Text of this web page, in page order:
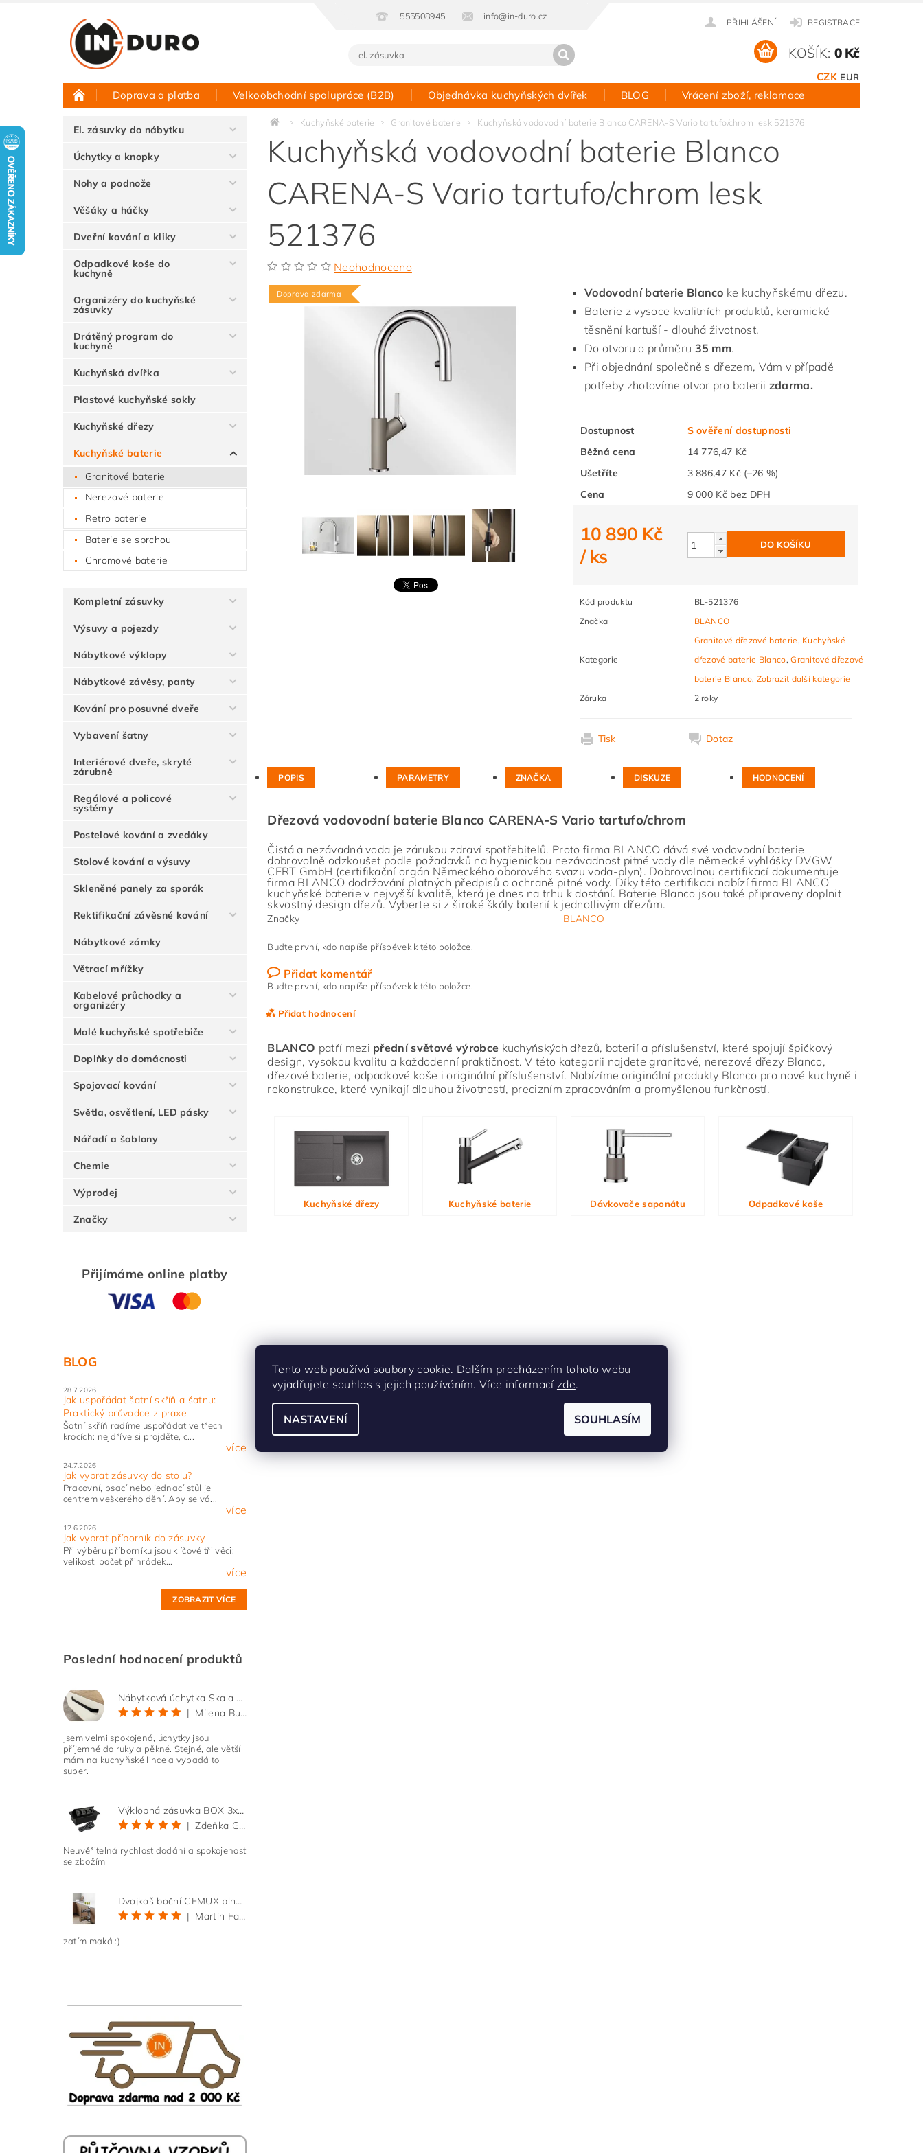
555508945 info@in-duro.cz
PŘIHLÁŠENÍ REGISTRACE
CZK EUR
KOŠÍK: 0 Kč
Doprava a platba Velkoobchodní spolupráce (B2B) Objednávka kuchyňských dvířek BLOG Vrácení zboží, reklamace
Půjčovna vzorků Hodnocení obchodu Kontakt
El. zásuvky do nábytku
Úchytky a knopky
Nohy a podnože
Věšáky a háčky
Dveřní kování a kliky
Odpadkové koše do
kuchyně
Organizéry do kuchyňské
zásuvky
Drátěný program do
kuchyně
Kuchyňská dvířka
Plastové kuchyňské sokly
Kuchyňské dřezy
Kuchyňské baterie
Granitové baterie
Nerezové baterie
Retro baterie
Baterie se sprchou
Chromové baterie
Kompletní zásuvky
Výsuvy a pojezdy
Nábytkové výklopy
Nábytkové závěsy, panty
Kování pro posuvné dveře
Vybavení šatny
Interiérové dveře, skryté
zárubně
Regálové a policové
systémy
Postelové kování a zvedáky
Stolové kování a výsuvy
Skleněné panely za sporák
Rektifikační závěsné kování
Nábytkové zámky
Větrací mřížky
Kabelové průchodky a
organizéry
Malé kuchyňské spotřebiče
Doplňky do domácnosti
Spojovací kování
Světla, osvětlení, LED pásky
Nářadí a šablony
Chemie
Výprodej
Značky
Přijímáme online platby
BLOG
28.7.2026
Jak uspořádat šatní skříň a šatnu:
Praktický průvodce z praxe
Šatní skříň radíme uspořádat ve třech
krocích: nejdříve si projděte, c...
více
24.7.2026
Jak vybrat zásuvky do stolu?
Pracovní, psací nebo jednací stůl je
centrem veškerého dění. Aby se vá...
více
12.6.2026
Jak vybrat příborník do zásuvky
Při výběru příborníku jsou klíčové tři věci:
velikost, počet přihrádek...
více
ZOBRAZIT VÍCE
Poslední hodnocení produktů
Nábytková úchytka Skala černá matná
|
Milena Bučková
Jsem velmi spokojená, úchytky jsou
příjemné do ruky a pěkné. Stejné, ale větší
mám na kuchyňské lince a vypadá to
super.
Výklopná zásuvka BOX 3x 230V s 3m kabelem - černá
|
Zdeňka Gold
Neuvěřitelná rychlost dodání a spokojenost
se zbožím
Dvojkoš boční CEMUX plné dno 3D, s tlumením antracit 200 mm
|
Martin Faltus
zatím maká :)
Kuchyňské baterie Granitové baterie Kuchyňská vodovodní baterie Blanco CARENA-S Vario tartufo/chrom lesk 521376
Kuchyňská vodovodní baterie Blanco
CARENA-S Vario tartufo/chrom lesk
521376
Neohodnoceno
Doprava zdarma Vodovodní baterie Blanco ke kuchyňskému dřezu.
Baterie z vysoce kvalitních produktů, keramické
těsnění kartuší - dlouhá životnost.
Do otvoru o průměru 35 mm.
Při objednání společně s dřezem, Vám v případě
potřeby zhotovíme otvor pro baterii zdarma.
Dostupnost
S ověření dostupnosti
Běžná cena
14 776,47 Kč
Ušetříte
3 886,47 Kč (–26 %)
Cena
9 000 Kč bez DPH
10 890 Kč
/ ks
Kód produktu
BL-521376
Značka
BLANCO
Kategorie
Granitové dřezové baterie, Kuchyňské
dřezové baterie Blanco,Granitové dřezové
baterie Blanco, Zobrazit další kategorie
Záruka
2 roky
Tisk Dotaz
POPIS PARAMETRY ZNAČKA DISKUZE HODNOCENÍ
Dřezová vodovodní baterie Blanco CARENA-S Vario tartufo/chrom
Čistá a nezávadná voda je zárukou zdraví spotřebitelů. Proto firma BLANCO dává své vodovodní baterie
dobrovolně odzkoušet podle požadavků na hygienickou nezávadnost pitné vody dle německé vyhlášky DVGW
CERT GmbH (certifikační orgán Německého oborového svazu voda-plyn). Dobrovolnou certifikací dokumentuje
firma BLANCO dodržování platných předpisů o ochraně pitné vody. Díky této certifikaci nabízí firma BLANCO
kuchyňské baterie v nejvyšší kvalitě, která je dnes na trhu k dostání. Baterie Blanco jsou také připraveny doplnit
skvostný design dřezů. Vyberte si z široké škály baterií k jednotlivým dřezům.
Značky BLANCO
Buďte první, kdo napíše příspěvek k této položce.
Přidat komentář
Buďte první, kdo napíše příspěvek k této položce.
Přidat hodnocení
Vložením hodnocení souhlasíte s
BLANCO patří mezi přední světové výrobce kuchyňských dřezů, baterií a příslušenství, které spojují špičkový
design, vysokou kvalitu a každodenní praktičnost. V této kategorii najdete granitové, nerezové dřezy Blanco,
dřezové baterie, odpadkové koše i originální příslušenství. Nabízíme originální produkty Blanco pro nové kuchyně i
rekonstrukce, které vynikají dlouhou životností, precizním zpracováním a promyšlenou funkčností.
Kuchyňské dřezy Kuchyňské baterie Dávkovače saponátu Odpadkové koše
Tento web používá soubory cookie. Dalším procházením tohoto webu
vyjadřujete souhlas s jejich používáním. Více informací zde.
NASTAVENÍ SOUHLASÍM